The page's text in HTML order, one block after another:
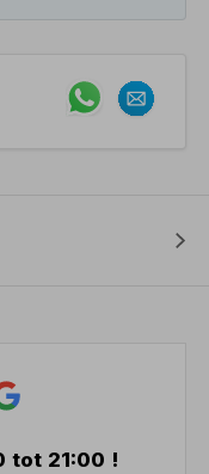
tot 21:00 !